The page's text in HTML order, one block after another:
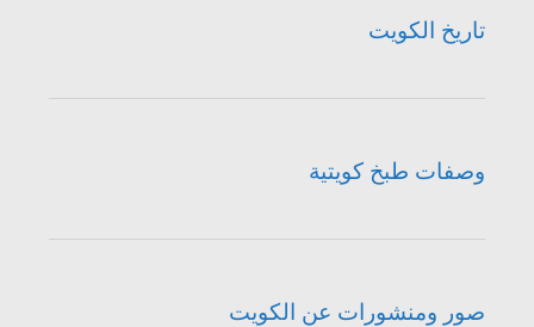
تاريخ الكويت
وصفات طبخ كويتية
صور ومنشورات عن الكويت